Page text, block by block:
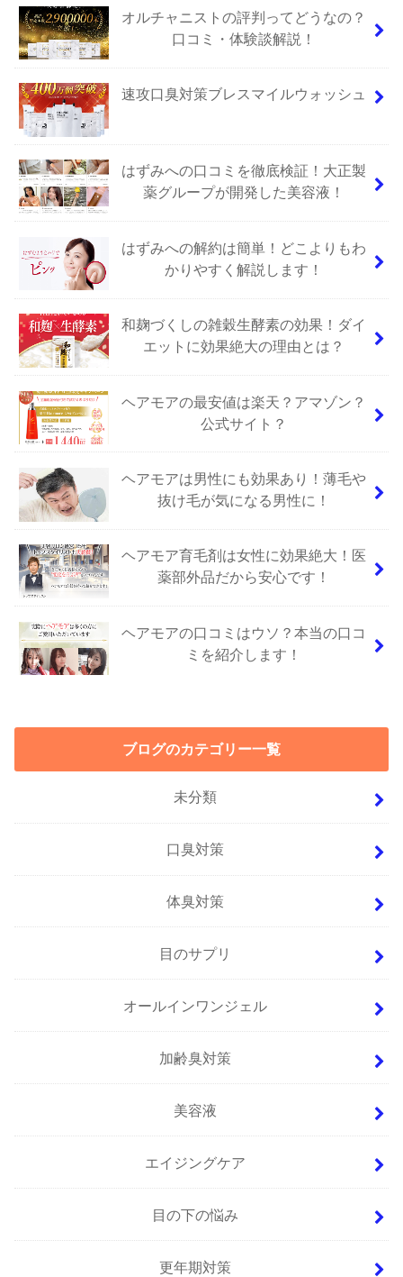
オルチャニストの評判ってどうなの？
口コミ・体験談解説！
速攻口臭対策ブレスマイルウォッシュ
はずみへの口コミを徹底検証！大正製
薬グループが開発した美容液！
はずみへの解約は簡単！どこよりもわ
かりやすく解説します！
和麹づくしの雑穀生酵素の効果！ダイ
エットに効果絶大の理由とは？
ヘアモアの最安値は楽天？アマゾン？
公式サイト？
ヘアモアは男性にも効果あり！薄毛や
抜け毛が気になる男性に！
ヘアモア育毛剤は女性に効果絶大！医
薬部外品だから安心です！
ヘアモアの口コミはウソ？本当の口コ
ミを紹介します！
ブログのカテゴリー一覧
未分類
口臭対策
体臭対策
目のサプリ
オールインワンジェル
加齢臭対策
美容液
エイジングケア
目の下の悩み
更年期対策